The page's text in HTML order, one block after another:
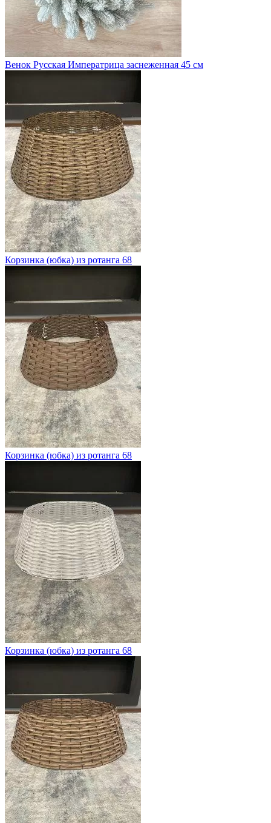
Венок Русская Императрица заснеженная 45 см
Корзинка (юбка) из ротанга 68
Корзинка (юбка) из ротанга 68
Корзинка (юбка) из ротанга 68